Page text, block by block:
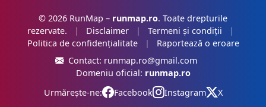
© 2026 RunMap – runmap.ro. Toate drepturile
rezervate.
| Disclaimer | Termeni și condiții
|
Politica de confidențialitate
|
Raportează o eroare
Contact: runmap.ro@gmail.com
Domeniu oficial: runmap.ro
Urmărește-ne:
Facebook Instagram X